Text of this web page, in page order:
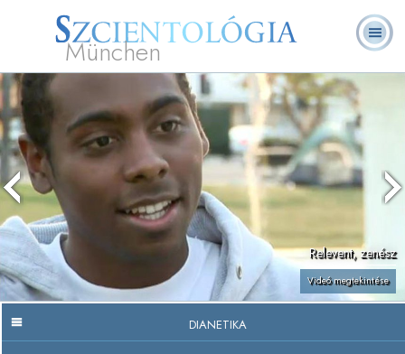
München
L. Ron Hubbard Mi a Szcientológia? Önkéntes lelkészek GYIK Könyvek
Relevent, zenész
Videó megtekintése
DIANETIKA